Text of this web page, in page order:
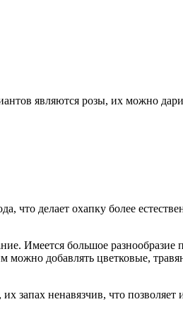
являются розы, их можно
что делает охапку более
Имеется большое разнообразие
можно добавлять цветковые,
запах ненавязчив, что позволяет